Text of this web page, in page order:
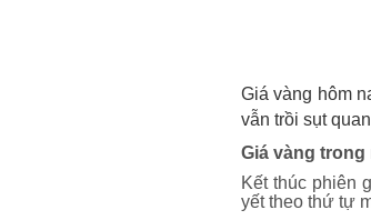
Giá vàng hôm
vẫn trồi sụt
Giá vàng
Kết thúc phiên
yết theo thứ tự